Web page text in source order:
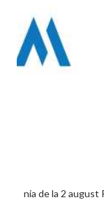
nia de la 2 august